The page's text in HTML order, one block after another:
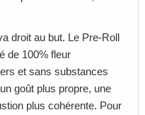
droit au but. Le Pre-Roll
de 100% fleur
et sans substances
goût plus propre, une
plus cohérente. Pour